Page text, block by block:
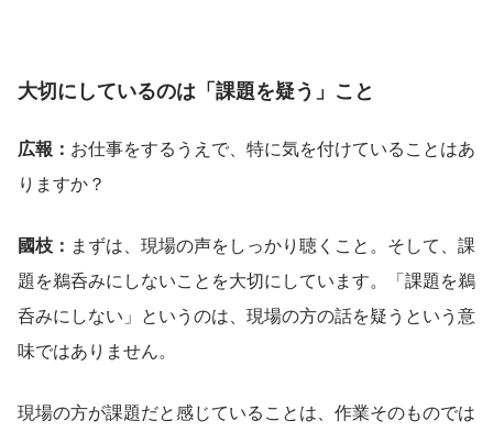
大切にしているのは「課題を疑う」こと
広報： お仕事をするうえで、特に気を付けていることはあ
りますか？
國枝： まずは、現場の声をしっかり聴くこと。そして、課
題を鵜呑みにしないことを大切にしています。「課題を鵜
呑みにしない」というのは、現場の方の話を疑うという意
味ではありません。
現場の方が課題だと感じていることは、作業そのものでは